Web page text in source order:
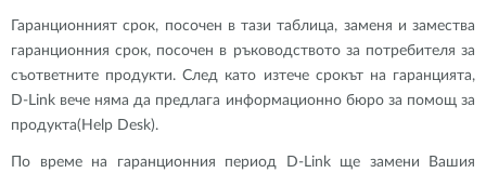
Гаранционният срок, посочен в тази таблица, заменя и замества
гаранционния срок, посочен в ръководството за потребителя за
съответните продукти. След като изтече срокът на гаранцията,
D-Link вече няма да предлага информационно бюро за помощ за
продукта( Help Desk).
По време на гаранционния период D-Link ще замени Вашия